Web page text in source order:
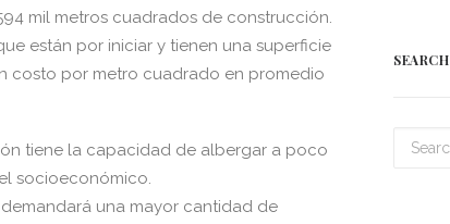
mil metros cuadrados de construcción.
están por iniciar y tienen una superficie
costo por metro cuadrado en promedio
tiene la capacidad de albergar a poco
socioeconómico.
una mayor cantidad de
SEARCH